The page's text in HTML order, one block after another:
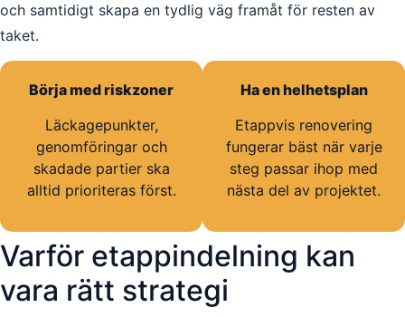
och samtidigt skapa en tydlig väg framåt för resten av
taket.
Börja med riskzoner
Läckagepunkter,
genomföringar och
skadade partier ska
alltid prioriteras först.
Ha en helhetsplan
Etappvis renovering
fungerar bäst när varje
steg passar ihop med
nästa del av projektet.
Varför etappindelning kan
vara rätt strategi